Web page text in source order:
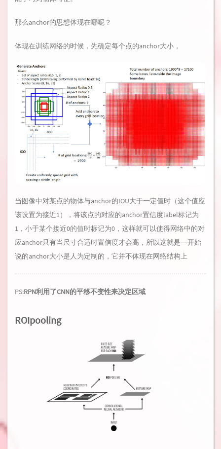
那么anchor的思想体现在哪呢？
体现在训练网络的时候，先确定每个点的anchor大小，
当图像中对某点的物体与anchor的IOU大于一定值时（这个值应
该设置为接近1），将该点的对应的anchor置信度label标记为
1，小于某个接近0的值时标记为0，这样就可以使得网络中的对
应anchor只有当尺寸合适时置信度才会高，所以这就是一开始
说的anchor大小是人为定制的，它并不体现在网络结构上
PS:RPN利用了CNN的平移不变性来决定区域
ROIpooling